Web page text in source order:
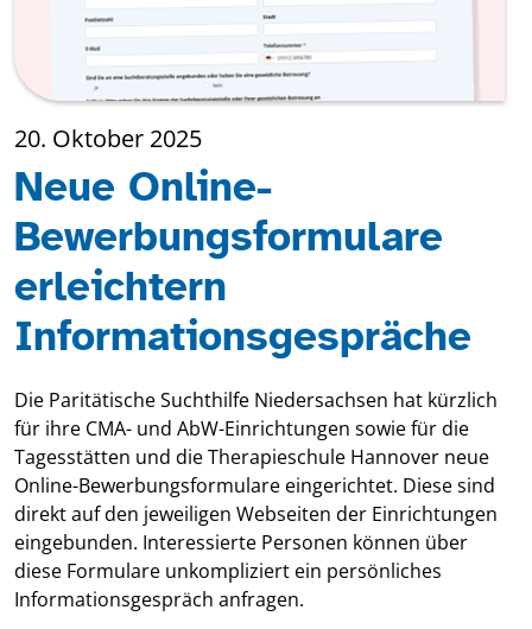
20. Oktober 2025
Neue Online-
Bewerbungsformulare
erleichtern
Informationsgespräche
Die Paritätische Suchthilfe Niedersachsen hat kürzlich
für ihre CMA- und AbW-Einrichtungen sowie für die
Tagesstätten und die Therapieschule Hannover neue
Online-Bewerbungsformulare eingerichtet. Diese sind
direkt auf den jeweiligen Webseiten der Einrichtungen
eingebunden. Interessierte Personen können über
diese Formulare unkompliziert ein persönliches
Informationsgespräch anfragen.